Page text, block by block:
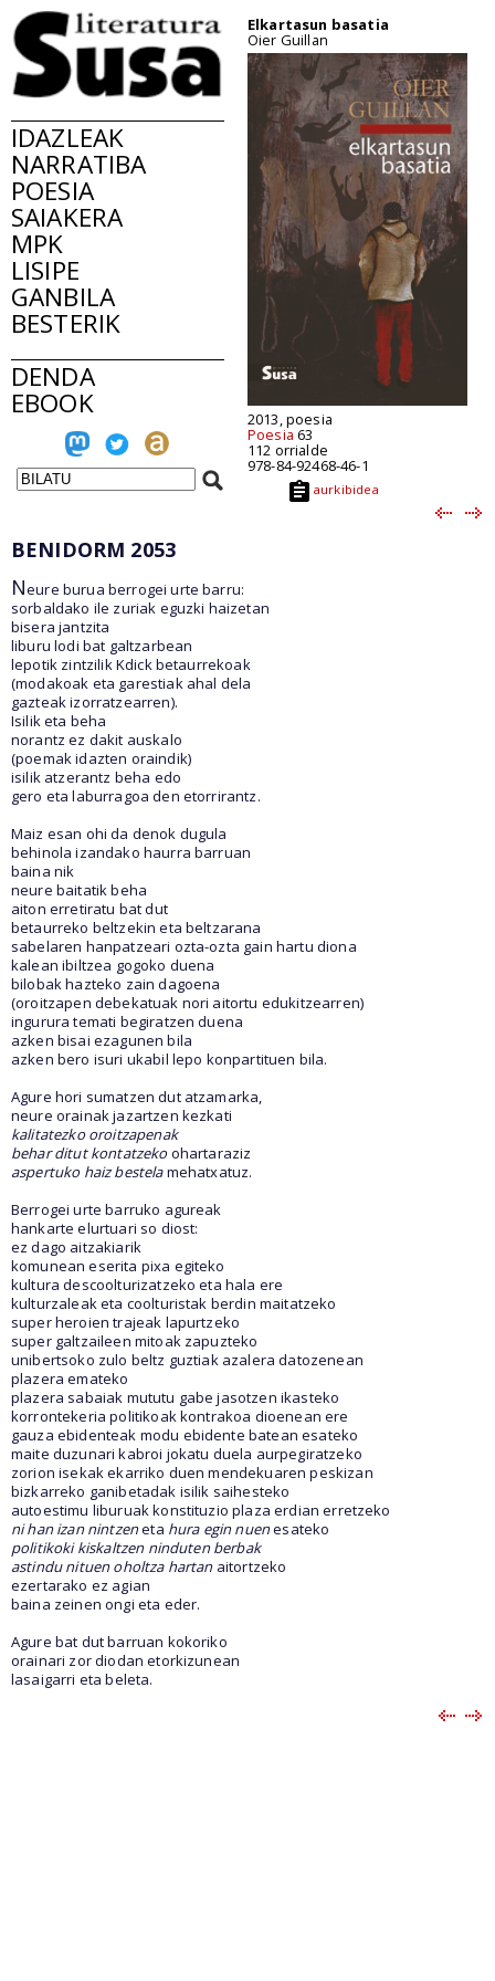
IDAZLEAK
NARRATIBA
POESIA
SAIAKERA
MPK
LISIPE
GANBILA
BESTERIK
DENDA
EBOOK
Elkartasun basatia
Oier Guillan
2013, poesia
Poesia 63
112 orrialde
978-84-92468-46-1
aurkibidea
BENIDORM 2053
Neure burua berrogei urte barru:
sorbaldako ile zuriak eguzki haizetan
bisera jantzita
liburu lodi bat galtzarbean
lepotik zintzilik Kdick betaurrekoak
(modakoak eta garestiak ahal dela
gazteak izorratzearren).
Isilik eta beha
norantz ez dakit auskalo
(poemak idazten oraindik)
isilik atzerantz beha edo
gero eta laburragoa den etorrirantz.
Maiz esan ohi da denok dugula
behinola izandako haurra barruan
baina nik
neure baitatik beha
aiton erretiratu bat dut
betaurreko beltzekin eta beltzarana
sabelaren hanpatzeari ozta-ozta gain hartu diona
kalean ibiltzea gogoko duena
bilobak hazteko zain dagoena
(oroitzapen debekatuak nori aitortu edukitzearren)
ingurura temati begiratzen duena
azken bisai ezagunen bila
azken bero isuri ukabil lepo konpartituen bila.
Agure hori sumatzen dut atzamarka,
neure orainak jazartzen kezkati
kalitatezko oroitzapenak
behar ditut kontatzekoohartaraziz
aspertuko haiz bestelamehatxatuz.
Berrogei urte barruko agureak
hankarte elurtuari so diost:
ez dago aitzakiarik
komunean eserita pixa egiteko
kultura descoolturizatzeko eta hala ere
kulturzaleak eta coolturistak berdin maitatzeko
super heroien trajeak lapurtzeko
super galtzaileen mitoak zapuzteko
unibertsoko zulo beltz guztiak azalera datozenean
plazera emateko
plazera sabaiak mututu gabe jasotzen ikasteko
korrontekeria politikoak kontrakoa dioenean ere
gauza ebidenteak modu ebidente batean esateko
maite duzunari kabroi jokatu duela aurpegiratzeko
zorion isekak ekarriko duen mendekuaren peskizan
bizkarreko ganibetadak isilik saihesteko
autoestimu liburuak konstituzio plaza erdian erretzeko
ni han izan nintzeneta hura egin nuenesateko
politikoki kiskaltzen ninduten berbak
astindu nituen oholtza hartan aitortzeko
ezertarako ez agian
baina zeinen ongi eta eder.
Agure bat dut barruan kokoriko
orainari zor diodan etorkizunean
lasaigarri eta beleta.